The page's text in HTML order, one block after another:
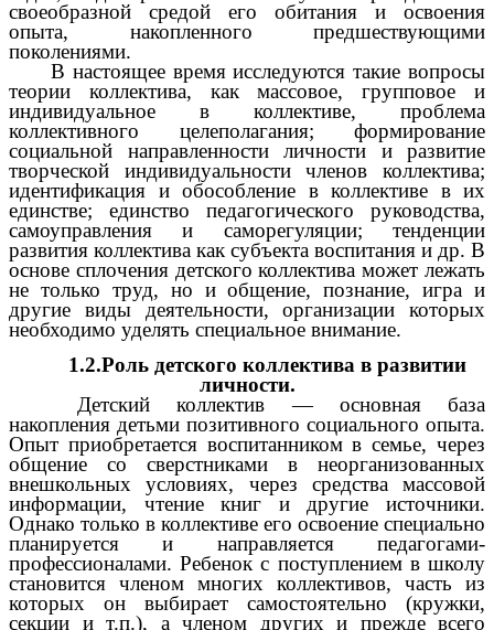
своеобразной средой его обитания и освоения
опыта, накопленного предшествующими
поколениями.
В настоящее время исследуются такие вопросы
теории коллектива, как массовое, групповое и
индивидуальное в коллективе, проблема
коллективного целеполагания; формирование
социальной направленности личности и развитие
творческой индивидуальности членов коллектива;
идентификация и обособление в коллективе в их
единстве; единство педагогического руководства,
самоуправления и саморегуляции; тенденции
развития коллектива как субъекта воспитания и др. В
основе сплочения детского коллектива может лежать
не только труд, но и общение, познание, игра и
другие виды деятельности, организации которых
необходимо уделять специальное внимание.
1.2.Роль детского коллектива в развитии
личности.
Детский коллектив — основная база
накопления детьми позитивного социального опыта.
Опыт приобретается воспитанником в семье, через
общение со сверстниками в неорганизованных
внешкольных условиях, через средства массовой
информации, чтение книг и другие источники.
Однако только в коллективе его освоение специально
планируется и направляется педагогами-
профессионалами. Ребенок с поступлением в школу
становится членом многих коллективов, часть из
которых он выбирает самостоятельно (кружки,
секции и т.п.), а членом других и прежде всего